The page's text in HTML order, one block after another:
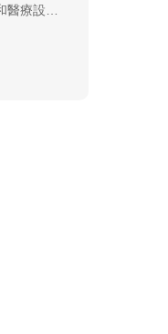
醫療設
服務；